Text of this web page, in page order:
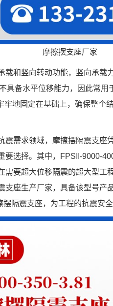
摩擦摆支座厂家
载和竖向转动功能，竖向承载
具备水平位移能力，因此常
牢地固定在基础上，确保整个
震需求领域，摩擦摆隔震支座
要选择。其中，FPSII-9000-
需要超大位移隔震的超大型工
支座生产厂家，具备该型号产
摆隔震支座，为工程的抗震安